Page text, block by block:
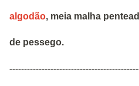
algodão, meia malha
de pessego.